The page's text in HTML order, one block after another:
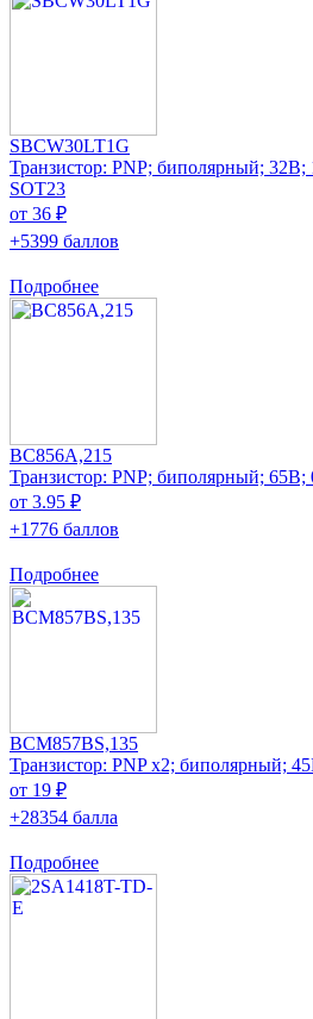
SBCW30LT1G
Транзистор: PNP; биполярный;
SOT23
от 36 ₽
+5399 баллов
Подробнее
BC856A,215
Транзистор: PNP; биполярный;
от 3.95 ₽
+1776 баллов
Подробнее
BCM857BS,135
Транзистор: PNP x2; биполярный;
от 19 ₽
+28354 балла
Подробнее